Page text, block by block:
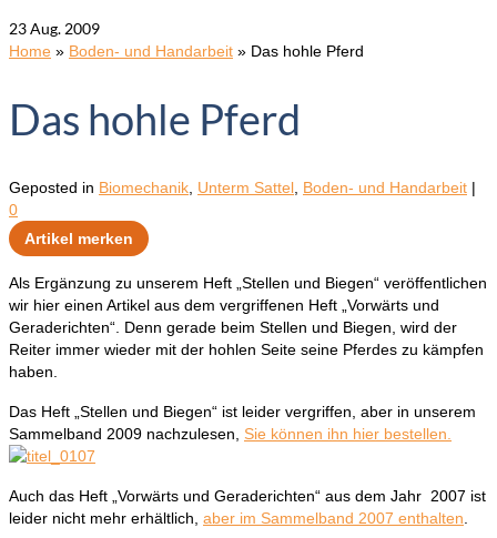
23Aug. 2009
Home » Boden- und Handarbeit » Das hohle Pferd
Das hohle Pferd
Geposted in Biomechanik Unterm Sattel Boden- und Handarbeit |
0
Artikel merken
Als Ergänzung zu unserem Heft „Stellen und Biegen“ veröffentlichen
wir hier einen Artikel aus dem vergriffenen Heft „Vorwärts und
Geraderichten“. Denn gerade beim Stellen und Biegen, wird der
Reiter immer wieder mit der hohlen Seite seine Pferdes zu kämpfen
haben.
Das Heft „Stellen und Biegen“ ist leider vergriffen, aber in unserem
Sammelband 2009 nachzulesen, Sie können ihn hier bestellen.
Auch das Heft „Vorwärts und Geraderichten“ aus dem Jahr 2007 ist
leider nicht mehr erhältlich, aber im Sammelband 2007 enthalten